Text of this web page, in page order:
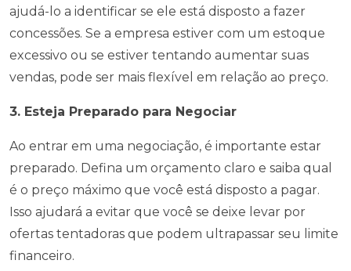
ajudá-lo a identificar se ele está disposto a fazer
concessões. Se a empresa estiver com um estoque
excessivo ou se estiver tentando aumentar suas
vendas, pode ser mais flexível em relação ao preço.
3. Esteja Preparado para Negociar
Ao entrar em uma negociação, é importante estar
preparado. Defina um orçamento claro e saiba qual
é o preço máximo que você está disposto a pagar.
Isso ajudará a evitar que você se deixe levar por
ofertas tentadoras que podem ultrapassar seu limite
financeiro.